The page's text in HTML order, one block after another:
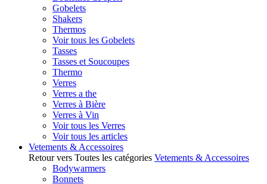
Gobelets
Shakers
Thermos
Voir tous les Gobelets
Tasses
Tasses et Soucoupes
Thermo
Verres
Verres a the
Verres à Bière
Verres à Vin
Voir tous les Verres
Voir tous les articles
Vetements & Accessoires
Retour vers Toutes les catégories Vetements & Accessoires
Bodywarmers
Bonnets